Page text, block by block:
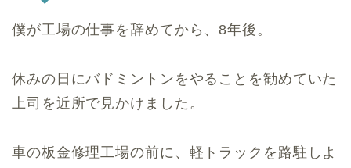
僕が工場の仕事を辞めてから、8年後。
休みの日にバドミントンをやることを勧めていた
上司を近所で見かけました。
車の板金修理工場の前に、軽トラックを路駐しよ